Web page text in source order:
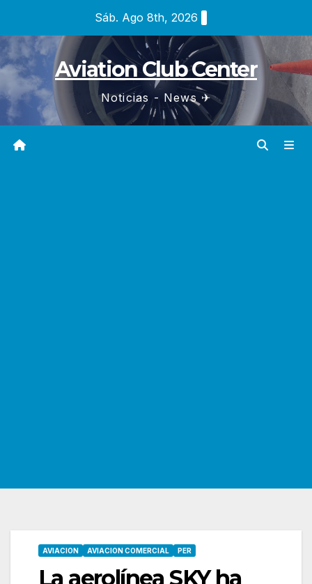
contenido
Sáb. Ago 8th, 2026
Aviation Club Center
Noticias - News ✈
AVIACION AVIACION COMERCIAL PER
La aerolínea SKY ha